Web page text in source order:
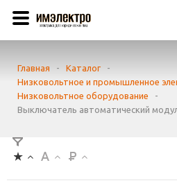
Главная - Каталог
-
Низковольтное и промышленное
Низковольтное оборудование
-
Выключатель автоматический